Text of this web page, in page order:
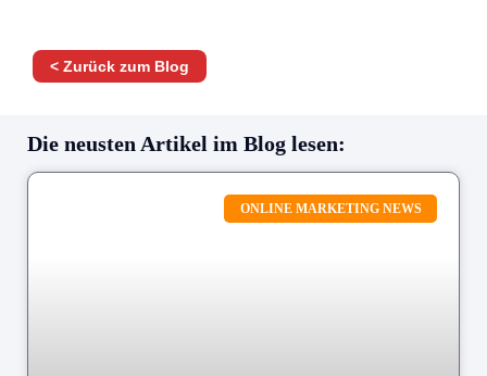
< Zurück zum Blog
Die neusten Artikel im Blog lesen:
ONLINE MARKETING NEWS